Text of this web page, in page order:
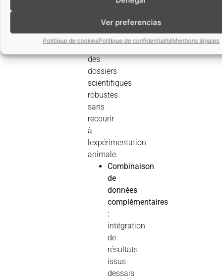
Ver preferencias
Politique de cookiesPolitique de confidentialitéMentions légales
permettent
de
constituer
des
dossiers
scientifiques
robustes
sans
recourir
à
lexpérimentation
animale.
Combinaison
de
données
complémentaires
:
intégration
de
résultats
issus
dessais